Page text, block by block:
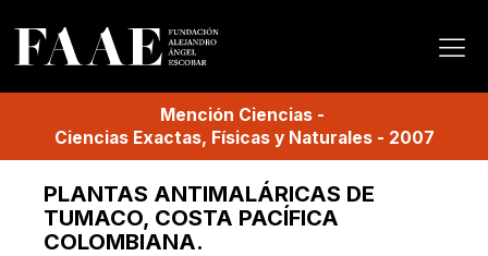
Mención Ciencias-
Ciencias Exactas, Físicas y Naturales- 2007
PLANTAS ANTIMALÁRICAS DE
TUMACO, COSTA PACÍFICA
COLOMBIANA.